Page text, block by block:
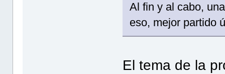
Al fin y al cabo,
eso, mejor partido
El tema de la